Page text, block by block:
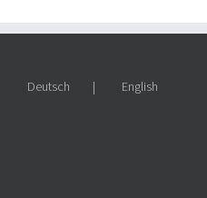
Deutsch English